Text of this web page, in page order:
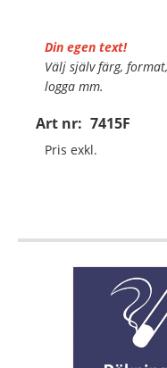
Art nr: 7415F
Din egen text!
Välj själv färg,
logga mm.
Material:
Mått:74x105mm
Pris exkl.